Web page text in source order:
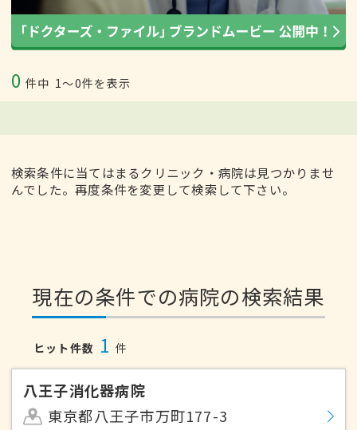
0 件中 1〜0件を表示
検索条件に当てはまるクリニック・病院は見つかりませ
んでした。再度条件を変更して検索して下さい。
現在の条件での病院の検索結果
ヒット件数 1 件
八王子消化器病院
東京都八王子市万町177-3